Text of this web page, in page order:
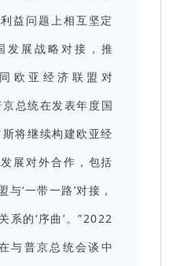
益问题上相互坚定
发展战略对接，推
欧亚经济联盟对
总统在发表年度国
将继续构建欧亚经
展对外合作，包括
‘一带一路’对接，
系的‘序曲’。”2022
与普京总统会谈中